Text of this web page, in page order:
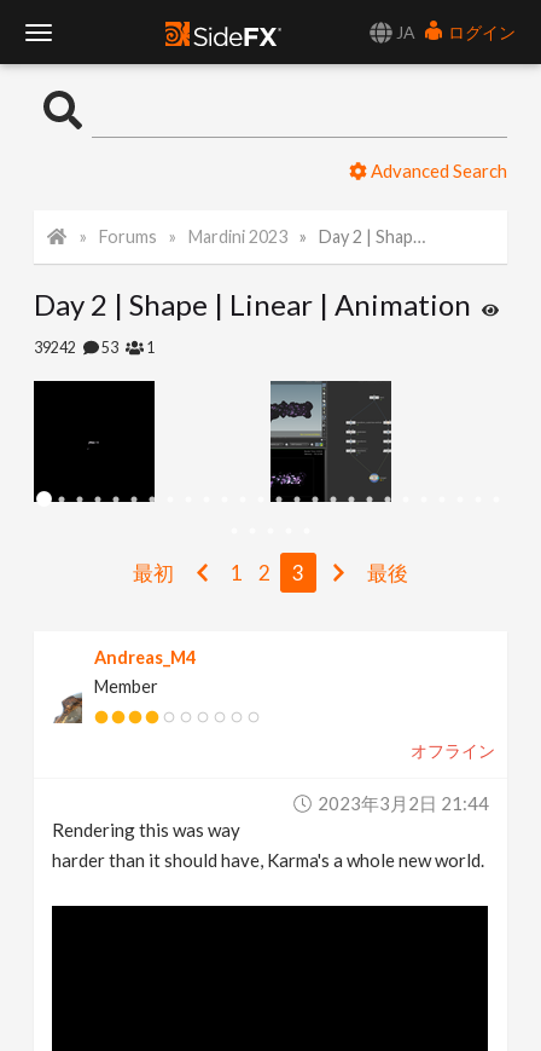
JA
ログイン
o
l
Advanced Search
Forums Mardini 2023 Day 2 | Shape | Linear | Animation
Day 2 | Shape | Linear | Animation
39242 53 1
最初 1 2 3 最後
Andreas_M4
Member
オフライン
2023年3月2日 21:44
Rendering this was way
harder than it should have, Karma's a whole new world.